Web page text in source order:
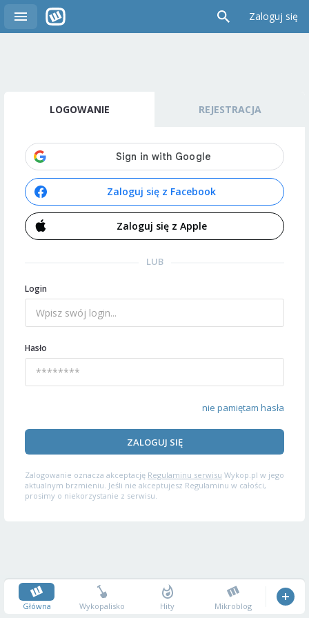
Zaloguj się
LOGOWANIE REJESTRACJA
Zaloguj się z Facebook
Zaloguj się z Apple
LUB
Login
Hasło
nie pamiętam hasła
ZALOGUJ SIĘ
Zalogowanie oznacza akceptację Regulaminu serwisu Wykop.pl w jego
aktualnym brzmieniu. Jeśli nie akceptujesz Regulaminu w całości,
prosimy o niekorzystanie z serwisu.
Główna Wykopalisko Hity Mikroblog